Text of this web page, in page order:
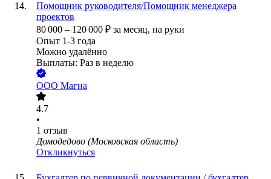
Помощник руководителя/Помощник менеджера
проектов
80 000 – 120 000 ₽ за месяц, на руки
Опыт 1-3 года
Можно удалённо
Выплаты: Раз в неделю
ООО Магна
4.7
•
1 отзыв
Домодедово (Московская область)
Откликнуться